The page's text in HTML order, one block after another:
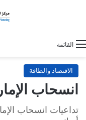
القائمة
الاقتصاد والطاقة
انسحاب
تداعيات انسحاب